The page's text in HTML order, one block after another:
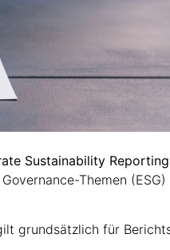
Sustainability
Themen
grundsätzlich für